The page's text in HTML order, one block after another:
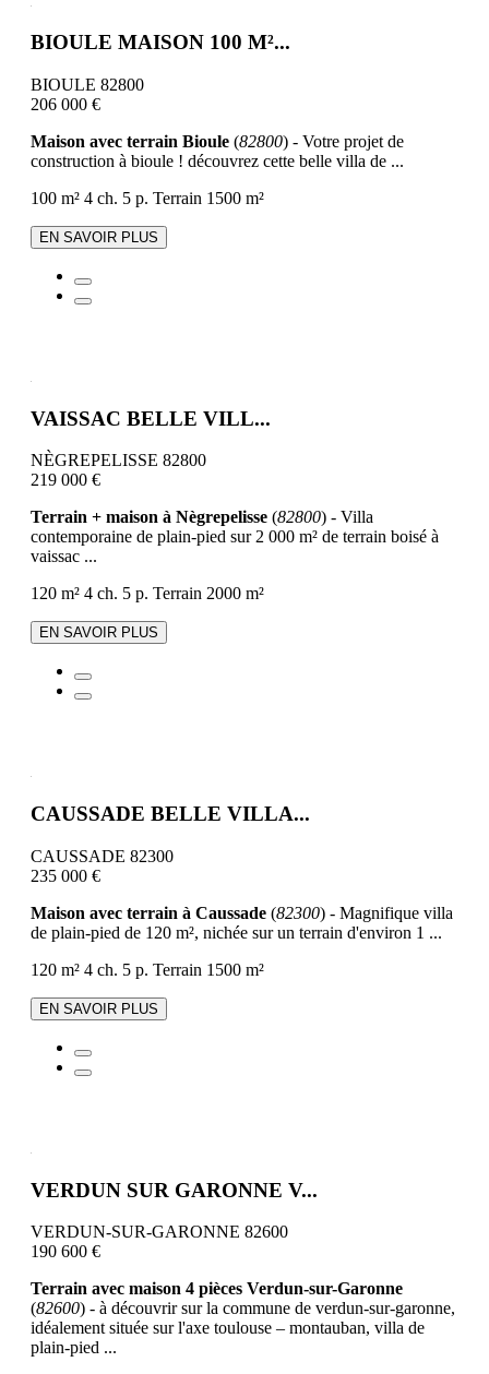
BIOULE MAISON 100 M²...
BIOULE 82800
206 000 €
Maison avec terrain Bioule (82800) - Votre projet de
construction à bioule ! découvrez cette belle villa de ...
100 m² 4 ch. 5 p. Terrain 1500 m²
EN SAVOIR PLUS
VAISSAC BELLE VILL...
NÈGREPELISSE 82800
219 000 €
Terrain + maison à Nègrepelisse (82800) - Villa
contemporaine de plain-pied sur 2 000 m² de terrain boisé à
vaissac ...
120 m² 4 ch. 5 p. Terrain 2000 m²
EN SAVOIR PLUS
CAUSSADE BELLE VILLA...
CAUSSADE 82300
235 000 €
Maison avec terrain à Caussade (82300) - Magnifique villa
de plain-pied de 120 m², nichée sur un terrain d'environ 1 ...
120 m² 4 ch. 5 p. Terrain 1500 m²
EN SAVOIR PLUS
VERDUN SUR GARONNE V...
VERDUN-SUR-GARONNE 82600
190 600 €
Terrain avec maison 4 pièces Verdun-sur-Garonne
(82600) - à découvrir sur la commune de verdun-sur-garonne,
idéalement située sur l'axe toulouse – montauban, villa de
plain-pied ...